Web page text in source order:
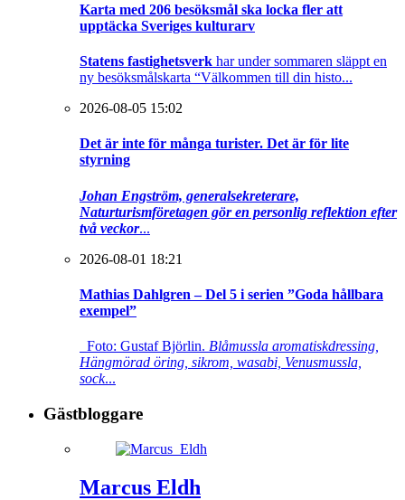
Karta med 206 besöksmål ska locka fler att
upptäcka Sveriges kulturarv
Statens fastighetsverk har under sommaren släppt en
ny besöksmålskarta “Välkommen till din histo...
2026-08-05 15:02
Det är inte för många turister. Det är för lite
styrning
Johan Engström, generalsekreterare,
Naturturismföretagen gör en personlig reflektion efter
två veckor...
2026-08-01 18:21
Mathias Dahlgren – Del 5 i serien ”Goda hållbara
exempel”
Foto: Gustaf Björlin. Blåmussla aromatiskdressing,
Hängmörad öring, sikrom, wasabi, Venusmussla,
sock...
Gästbloggare
Marcus Eldh